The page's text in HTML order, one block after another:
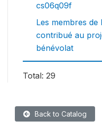
cs06q09f
Les membres
contribué au
bénévolat
Total: 29
Back to Catalog